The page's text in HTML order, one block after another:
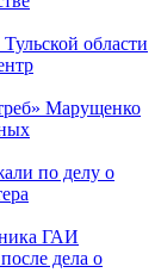
области
Марущенко
по делу о
ГАИ
дела о